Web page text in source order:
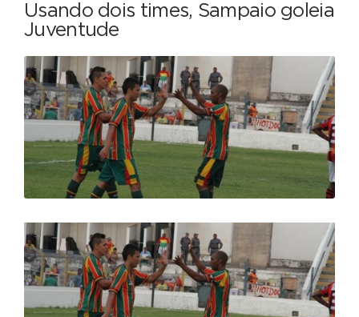
Usando dois times, Sampaio goleia
Juventude